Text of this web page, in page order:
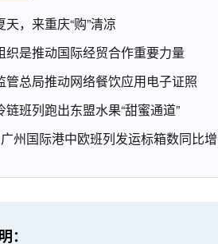
天，来重庆“购”清凉
织是推动国际经贸合作重要力量
管总局推动网络餐饮应用电子证照
链班列跑出东盟水果“甜蜜通道”
州国际港中欧班列发运标箱数同比
：